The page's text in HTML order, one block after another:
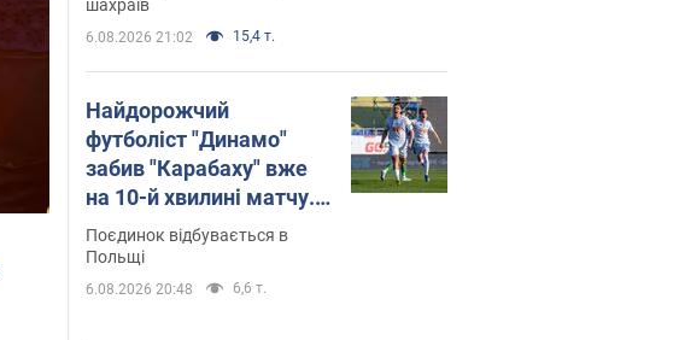
шахраїв
6.08.2026 21:02 15,4 т.
Найдорожчий
футболіст "Динамо"
забив "Карабаху" вже
на 10-й хвилині матчу.
Відео
Поєдинок відбувається в
Польщі
6.08.2026 20:48 6,6 т.